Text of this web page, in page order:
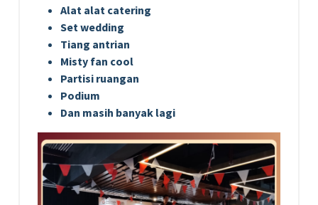
Alat alat catering
Set wedding
Tiang antrian
Misty fan cool
Partisi ruangan
Podium
Dan masih banyak lagi